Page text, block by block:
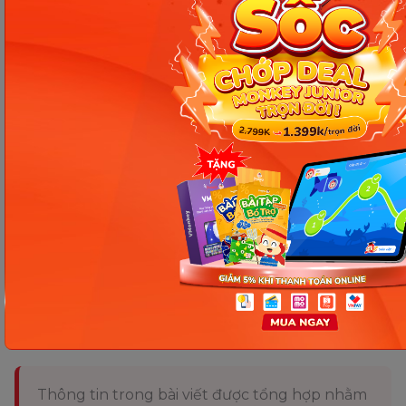
Chương 4: Dạy con biết nhẫn nại.
Chương 5: Dạy con sống có trách nhiệm.
Chương 6: Dạy con trưởng thành.
Chương 7: Dạy con quan tâm đến người khác.
sách phương pháp Shichida -Dạy
con thông minh kiểu Nhật nhận được nhiều phản
hồi tích cực từ các bậc phụ huynh trên toàn thế
giới. Thông qua phương pháp trên, cha mẹ có thể
thấu hiểu và giáo dục con thành người tài. Tuy
nhiên, trong quá trình giáo dục, cha mẹ hạn chế để
cảm xúc cá nhân xen lẫn dẫn đến mất bình tĩnh.
Chia sẻ ngay
Thông tin trong bài viết được tổng hợp nhằm